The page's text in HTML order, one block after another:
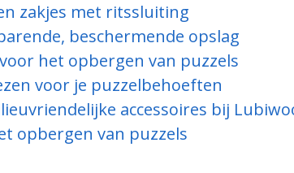
zakjes met ritssluiting
beschermende opslag
het opbergen van puzzels
voor je puzzelbehoeften
accessoires bij
opbergen van puzzels